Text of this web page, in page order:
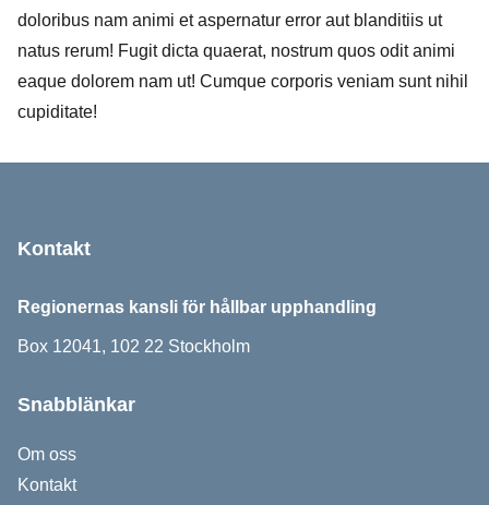
doloribus nam animi et aspernatur error aut blanditiis ut
natus rerum! Fugit dicta quaerat, nostrum quos odit animi
eaque dolorem nam ut! Cumque corporis veniam sunt nihil
cupiditate!
Kontakt
Regionernas kansli för hållbar upphandling
Box 12041, 102 22 Stockholm
Snabblänkar
Om oss
Kontakt